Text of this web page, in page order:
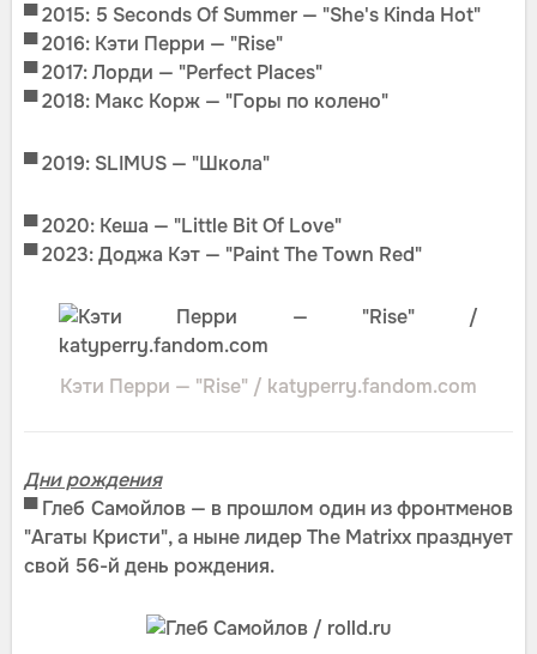
▀ 2015: 5 Seconds Of Summer — "She's Kinda Hot"
▀ 2016: Кэти Перри — "Rise"
▀2017: Лорди — "Perfect Places"
▀ 2018: Макс Корж — "Горы по колено"
▀ 2019: SLIMUS — "Школа"
▀2020: Кеша — "Little Bit Of Love"
▀ 2023: Доджа Кэт — "Paint The Town Red"
Кэти Перри — "Rise" / katyperry.fandom.com
Дни рождения
▀Глеб Самойлов — в прошлом один из фронтменов
"Агаты Кристи", а ныне лидер The Matrixx празднует
свой 56-й день рождения.